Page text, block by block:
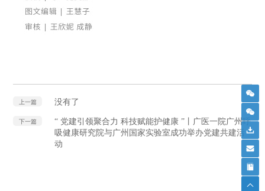
上一篇 没有了
下一篇
“ 党建引领聚合力 科技赋能护健康 ”丨广医一院广州呼
吸健康研究院与广州国家实验室成功举办党建共建活
动